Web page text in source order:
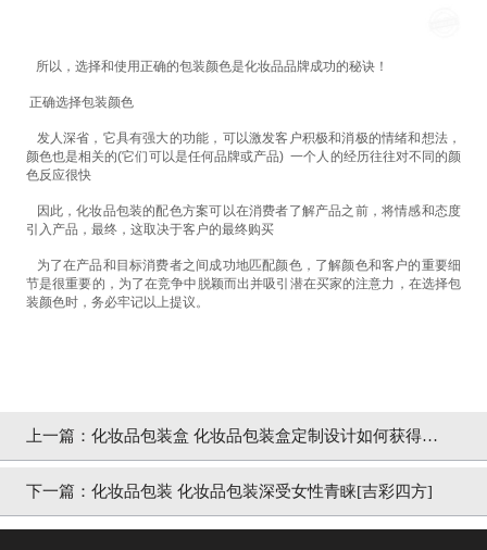
所以，选择和使用正确的包装颜色是化妆品品牌成功的秘诀！
正确选择包装颜色
发人深省，它具有强大的功能，可以激发客户积极和消极的情绪和想法，
颜色也是相关的(它们可以是任何品牌或产品)一个人的经历往往对不同的颜
色反应很快
因此，化妆品包装的配色方案可以在消费者了解产品之前，将情感和态度
引入产品，最终，这取决于客户的最终购买
为了在产品和目标消费者之间成功地匹配颜色，了解颜色和客户的重要细
节是很重要的，为了在竞争中脱颖而出并吸引潜在买家的注意力，在选择包
装颜色时，务必牢记以上提议。
上一篇： 化妆品包装盒 化妆品包装盒定制设计如何获得买
家的倾心[吉彩四方]
下一篇： 化妆品包装 化妆品包装深受女性青睐[吉彩四方]